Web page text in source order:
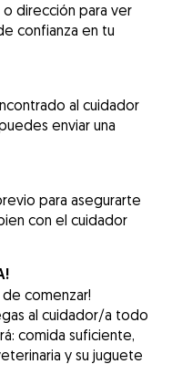
dirección para ver
confianza en tu
al cuidador
enviar una
para asegurarte
con el cuidador
comenzar!
al cuidador/a todo
comida suficiente,
y su juguete